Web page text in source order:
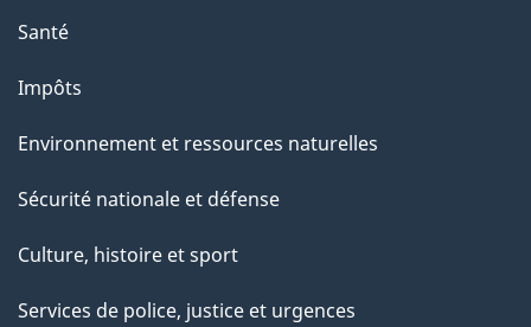
g
Santé
Impôts
Environnement et ressources naturelles
Sécurité nationale et défense
Culture, histoire et sport
Services de police, justice et urgences